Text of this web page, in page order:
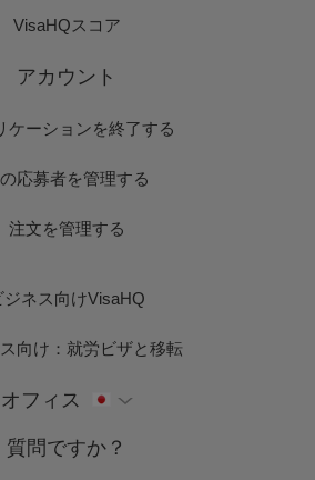
VisaHQスコア
アカウント
ケーションを終了する
応募者を管理する
注文を管理する
ジネス向けVisaHQ
向け：就労ビザと移転
オフィス
質問ですか？